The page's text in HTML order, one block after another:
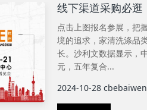
线下渠道采购必逛
点击上图报名参展，把
境的追求，家清洗涤品
长。沙利文数据显示，
元，五年复合...
2024-10-28 cbebaiwen